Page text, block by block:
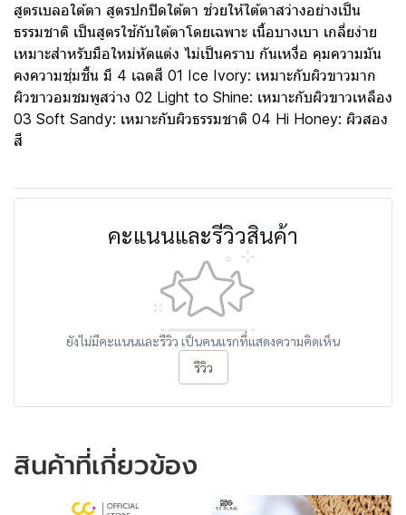
สูตรเบลอใต้ตา สูตรปกปิดใต้ตา ช่วยให้ใต้ตาสว่างอย่างเป็น
ธรรมชาติ เป็นสูตรใช้กับใต้ตาโดยเฉพาะ เนื้อบางเบา เกลี่ยง่าย
เหมาะสำหรับมือใหม่หัดแต่ง ไม่เป็นคราบ กันเหงื่อ คุมความมัน
คงความชุ่มชื้น มี 4 เฉดสี 01 Ice Ivory: เหมาะกับผิวขาวมาก
ผิวขาวอมชมพูสว่าง 02 Light to Shine: เหมาะกับผิวขาวเหลือง
03 Soft Sandy: เหมาะกับผิวธรรมชาติ 04 Hi Honey: ผิวสอง
สี
คะแนนและรีวิวสินค้า
ยังไม่มีคะแนนและรีวิว เป็นคนแรกที่แสดงความคิดเห็น
รีวิว
สินค้าที่เกี่ยวข้อง